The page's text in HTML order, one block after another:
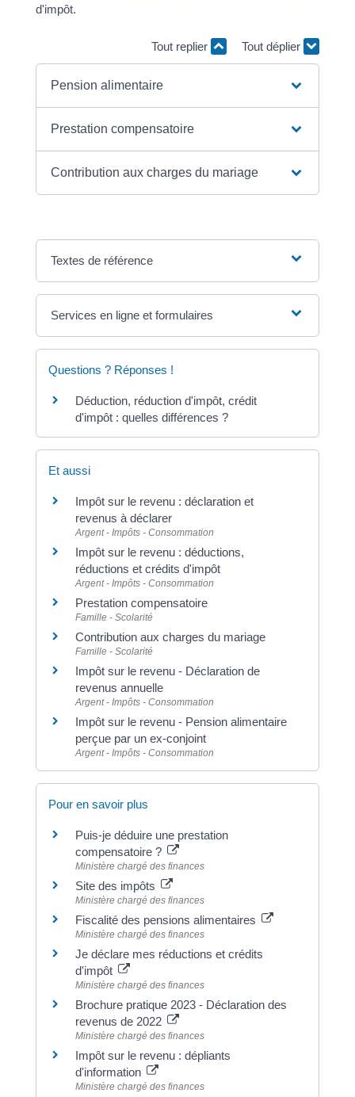
d'impôt.
Tout replier Tout déplier
Pension alimentaire
Prestation compensatoire
Contribution aux charges du mariage
Textes de référence
Services en ligne et formulaires
Questions ? Réponses !
Déduction, réduction d'impôt, crédit
d'impôt : quelles différences ?
Et aussi
Impôt sur le revenu : déclaration et
revenus à déclarer
Argent - Impôts - Consommation
Impôt sur le revenu : déductions,
réductions et crédits d'impôt
Argent - Impôts - Consommation
Prestation compensatoire
Famille - Scolarité
Contribution aux charges du mariage
Famille - Scolarité
Impôt sur le revenu - Déclaration de
revenus annuelle
Argent - Impôts - Consommation
Impôt sur le revenu - Pension alimentaire
perçue par un ex-conjoint
Argent - Impôts - Consommation
Pour en savoir plus
Puis-je déduire une prestation
compensatoire ?
Ministère chargé des finances
Site des impôts
Ministère chargé des finances
Fiscalité des pensions alimentaires
Ministère chargé des finances
Je déclare mes réductions et crédits
d'impôt
Ministère chargé des finances
Brochure pratique 2023 - Déclaration des
revenus de 2022
Ministère chargé des finances
Impôt sur le revenu : dépliants
d'information
Ministère chargé des finances